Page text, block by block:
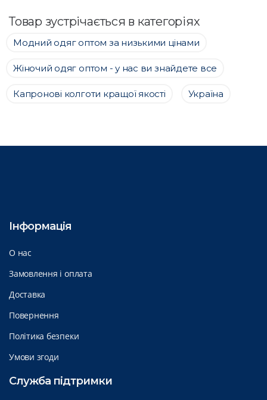
Товар зустрічається в категоріях
Модний одяг оптом за низькими цінами
Жіночий одяг оптом - у нас ви знайдете все
Капронові колготи кращої якості Україна
Інформація
О нас
Замовлення і оплата
Доставка
Повернення
Політика безпеки
Умови згоди
Служба підтримки